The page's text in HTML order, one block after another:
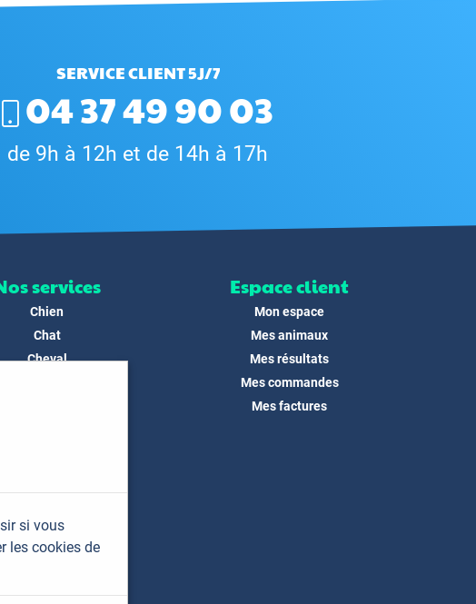
SERVICE CLIENT 5J/7
04 37 49 90 03
de 9h à 12h et de 14h à 17h
services
Chien
Chat
Cheval
FAQ
Contact
Espace client
Mon espace
Mes animaux
Mes résultats
Mes commandes
Mes factures
si vous
les cookies de